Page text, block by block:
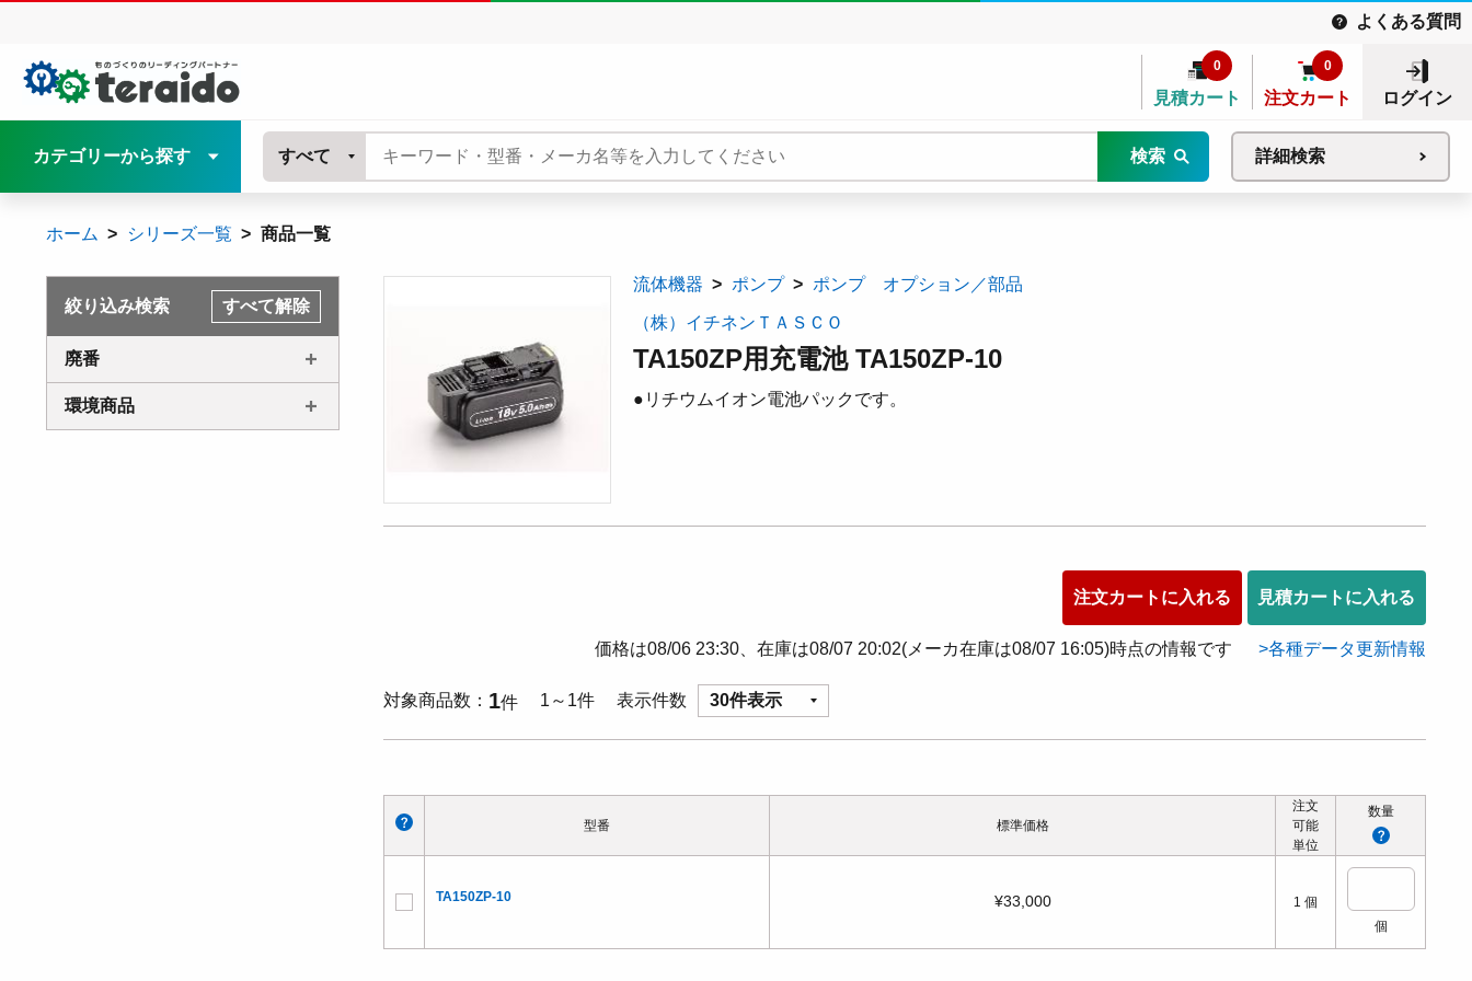
よくある質問
見積カート
0
注文カート
0
ログイン
カテゴリーから探す すべて 検索 詳細検索
ホーム シリーズ一覧 商品一覧
絞り込み検索 すべて解除
廃番
環境商品
流体機器 ポンプ ポンプ オプション／部品
（株）イチネンＴＡＳＣＯ
TA150ZP用充電池 TA150ZP-10
●リチウムイオン電池パックです。
注文カートに入れる 見積カートに入れる
価格は08/06 23:30、在庫は08/07 20:02(メーカ在庫は08/07 16:05)時点の情報です 各種データ更新情報
対象商品数 1件 1～1件 表示件数 30件表示
型番 標準価格
注文
可能
単位
数量
TA150ZP-10 ¥33,000 1 個
個